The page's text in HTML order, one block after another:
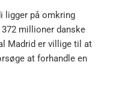
ligger på omkring
millioner danske
Madrid er villige til at
at forhandle en